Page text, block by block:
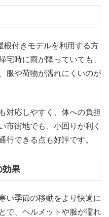
根付きモデルを利用する方
宅時に雨が降っていても、
服や荷物が濡れにくいのが
対応しやすく、体への負担
市街地でも、小回りが利く
行できる点も好評です。
効果
い季節の移動をより快適に
で、ヘルメットや服が濡れ